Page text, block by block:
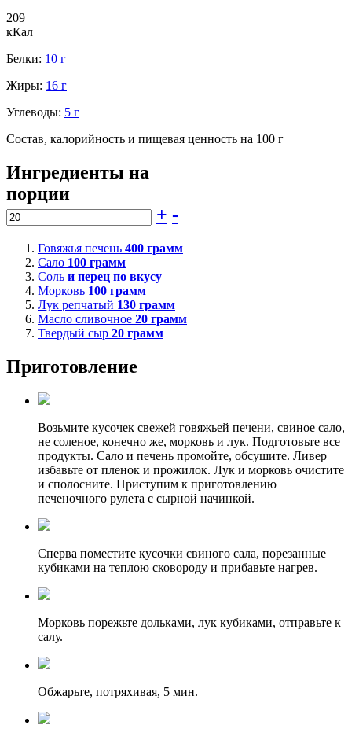
209
кКал
Белки: 10 г
Жиры: 16 г
Углеводы: 5 г
Состав, калорийность и пищевая ценность на 100 г
Ингредиенты на
порции
+ -
Говяжья печень 400 грамм
Сало 100 грамм
Соль и перец по вкусу
Морковь 100 грамм
Лук репчатый 130 грамм
Масло сливочное 20 грамм
Твердый сыр 20 грамм
Приготовление
Возьмите кусочек свежей говяжьей печени, свиное сало,
не соленое, конечно же, морковь и лук. Подготовьте все
продукты. Сало и печень промойте, обсушите. Ливер
избавьте от пленок и прожилок. Лук и морковь очистите
и сполосните. Приступим к приготовлению
печеночного рулета с сырной начинкой.
Сперва поместите кусочки свиного сала, порезанные
кубиками на теплою сковороду и прибавьте нагрев.
Морковь порежьте дольками, лук кубиками, отправьте к
салу.
Обжарьте, потряхивая, 5 мин.